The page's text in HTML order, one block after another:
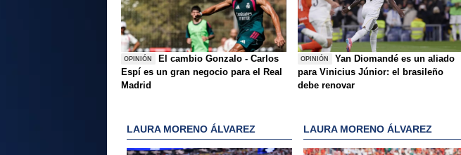
OPINIÓN
El cambio Gonzalo - Carlos
Espí es un gran negocio para el Real
Madrid
OPINIÓN
Yan Diomandé es un aliado
para Vinicius Júnior: el brasileño
debe renovar
LAURA MORENO ÁLVAREZ LAURA MORENO ÁLVAREZ